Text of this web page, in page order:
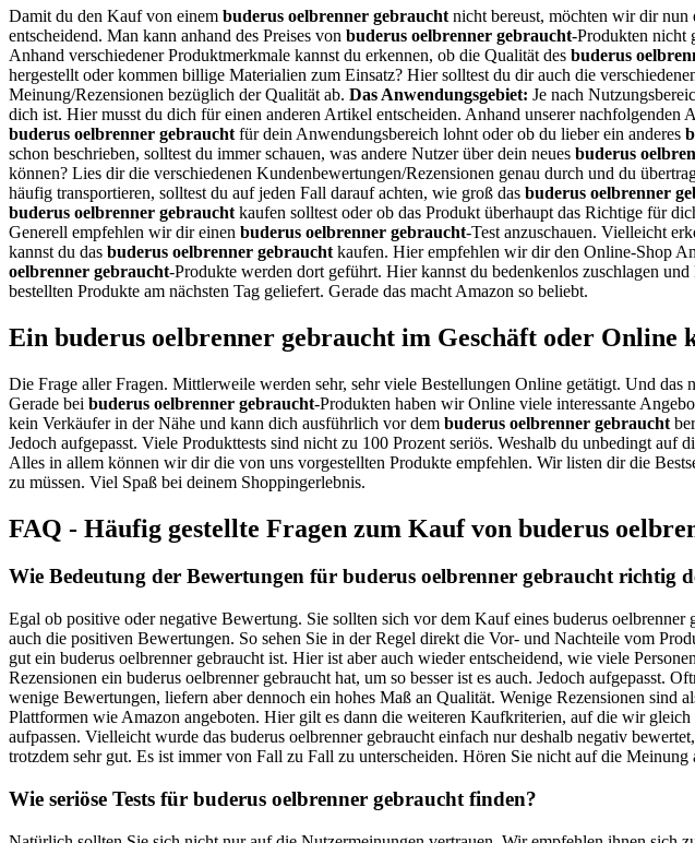
Damit du den Kauf von einem buderus oelbrenner gebraucht nicht bereust, möchten wir dir
entscheidend. Man kann anhand des Preises von buderus oelbrenner gebraucht-Produkten nicht
Anhand verschiedener Produktmerkmale kannst du erkennen, ob die Qualität des buderus
hergestellt oder kommen billige Materialien zum Einsatz? Hier solltest du dir auch die
Meinung/Rezensionen bezüglich der Qualität ab. Das Anwendungsgebiet: Je nach
dich ist. Hier musst du dich für einen anderen Artikel entscheiden. Anhand unserer
buderus oelbrenner gebraucht für dein Anwendungsbereich lohnt oder ob du lieber ein anderes
schon beschrieben, solltest du immer schauen, was andere Nutzer über dein neues buderus
können? Lies dir die verschiedenen Kundenbewertungen/Rezensionen genau durch und du
häufig transportieren, solltest du auf jeden Fall darauf achten, wie groß das buderus oelbrenner
buderus oelbrenner gebraucht kaufen solltest oder ob das Produkt überhaupt das Richtige für
Generell empfehlen wir dir einen buderus oelbrenner gebraucht-Test anzuschauen. Vielleicht
kannst du das buderus oelbrenner gebraucht kaufen. Hier empfehlen wir dir den Online-Shop
oelbrenner gebraucht-Produkte werden dort geführt. Hier kannst du bedenkenlos zuschlagen
bestellten Produkte am nächsten Tag geliefert. Gerade das macht Amazon so beliebt.
Ein buderus oelbrenner gebraucht im Geschäft oder Online
Die Frage aller Fragen. Mittlerweile werden sehr, sehr viele Bestellungen Online getätigt. Und
Gerade bei buderus oelbrenner gebraucht-Produkten haben wir Online viele interessante
kein Verkäufer in der Nähe und kann dich ausführlich vor dem buderus oelbrenner gebraucht
Jedoch aufgepasst. Viele Produkttests sind nicht zu 100 Prozent seriös. Weshalb du unbedingt
Alles in allem können wir dir die von uns vorgestellten Produkte empfehlen. Wir listen dir die
zu müssen. Viel Spaß bei deinem Shoppingerlebnis.
FAQ - Häufig gestellte Fragen zum Kauf von buderus
Wie Bedeutung der Bewertungen für buderus oelbrenner gebraucht richtig
Egal ob positive oder negative Bewertung. Sie sollten sich vor dem Kauf eines buderus
auch die positiven Bewertungen. So sehen Sie in der Regel direkt die Vor- und Nachteile vom
gut ein buderus oelbrenner gebraucht ist. Hier ist aber auch wieder entscheidend, wie viele
Rezensionen ein buderus oelbrenner gebraucht hat, um so besser ist es auch. Jedoch aufgepasst.
wenige Bewertungen, liefern aber dennoch ein hohes Maß an Qualität. Wenige Rezensionen
Plattformen wie Amazon angeboten. Hier gilt es dann die weiteren Kaufkriterien, auf die wir
aufpassen. Vielleicht wurde das buderus oelbrenner gebraucht einfach nur deshalb negativ
trotzdem sehr gut. Es ist immer von Fall zu Fall zu unterscheiden. Hören Sie nicht auf die Meinung
Wie seriöse Tests für buderus oelbrenner gebraucht finden?